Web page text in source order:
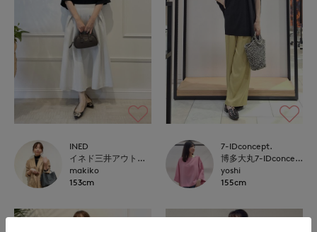
INED
イネド三井アウトレットパーク多摩南大沢店
makiko
153cm
7-IDconcept.
博多大丸7-IDconcept.
yoshi
155cm